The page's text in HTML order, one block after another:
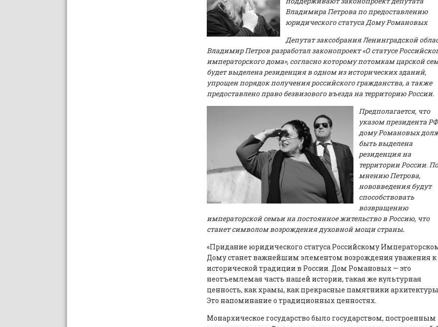
Владимира Петрова по предоставлению
юридического статуса Дому Романовых
Депутат заксобрания Ленинградской
Владимир Петров разработал законопроект «О статусе
императорского дома», согласно которому потомкам царской
будет выделена резиденция в одном из исторических зданий,
упрощен порядок получения российского гражданства, а также
предоставлено право безвизового въезда на территорию России.
Предполагается, что
указом президента РФ
дому Романовых
быть выделена
резиденция на
территории России. По
мнению Петрова,
нововведения будут
способствовать
возвращению
императорской семьи на постоянное жительство в Россию, что
станет символом возрождения духовной мощи страны.
«Придание юридического статуса Российскому
Дому станет важнейшим элементом возрождения уважения к
исторической традиции в России. Дом Романовых — это
неотъемлемая часть нашей истории, такая же культурная
ценность, как храмы, как прекрасные памятники
Это напоминание о традиционных ценностях.
Монархическое государство было государством, построенным